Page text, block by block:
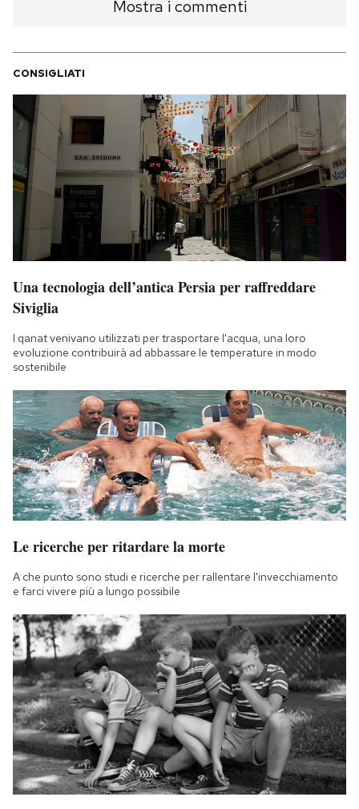
Mostra i commenti
CONSIGLIATI
Una tecnologia dell’antica Persia per raffreddare
Siviglia
I qanat venivano utilizzati per trasportare l'acqua, una loro
evoluzione contribuirà ad abbassare le temperature in modo
sostenibile
Le ricerche per ritardare la morte
A che punto sono studi e ricerche per rallentare l'invecchiamento
e farci vivere più a lungo possibile